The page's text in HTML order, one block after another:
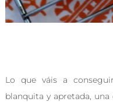
Lo que váis a
blanquita y apretada,